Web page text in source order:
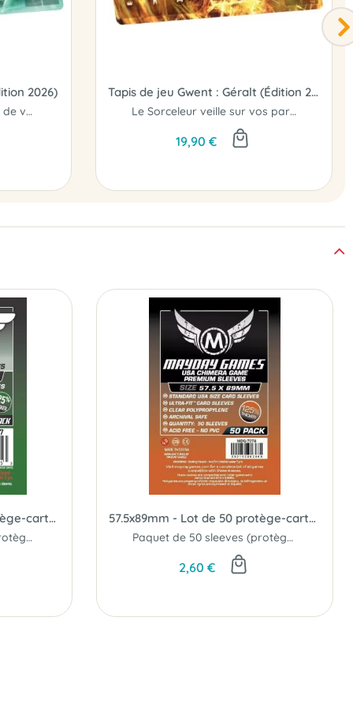
2026)
Ciri accompagne chacun de vos duels...
Tapis de jeu Gwent : Géralt (Édition 2026)
Le Sorceleur veille sur vos parties...
19,90 €
63.5x88mm - Lot de 50 protège-cartes Premium - Mayday Games
Paquet de 50 sleeves (protège-cartes) convenant aux cartes de format 63.5x88mm.
57.5x89mm - Lot de 50 protège-cartes Premium USA Chimera - Mayday Games
Paquet de 50 sleeves (protège-cartes)
2,60 €